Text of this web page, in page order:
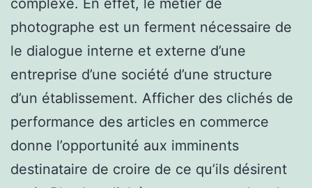
photographe est un ferment nécessaire de
le dialogue interne et externe d’une
entreprise d’une société d’une structure
d’un établissement. Afficher des clichés de
performance des articles en commerce
donne l’opportunité aux imminents
destinataire de croire de ce qu’ils désirent